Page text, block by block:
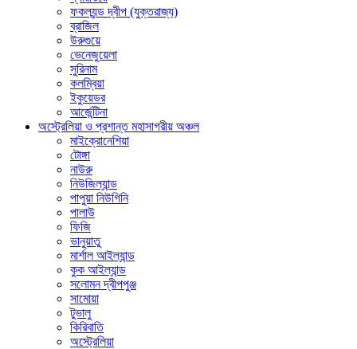
ফকল্যন্ড দ্বীপ (যুক্তরাজ্য)
ব্রাজিল
উরুগুয়ে
ভেনেজুয়েলা
সুরিনাম
কলম্বিয়া
ইকুয়েডর
আর্জেন্টিনা
অস্ট্রেলিয়া ও প্রশান্ত মহাসাগরীয় অঞ্চল
মাইক্রোনেশিয়া
টোঙ্গা
নাউরু
নিউজিল্যান্ড
পাপুয়া নিউগিনি
পালাউ
ফিজি
ভানুয়াতু
মার্শাল আইল্যান্ড
কুক আইল্যান্ড
সলোমন দ্বীপপুঞ্জ
সামোয়া
টুভালু
কিরিবাতি
অস্ট্রেলিয়া